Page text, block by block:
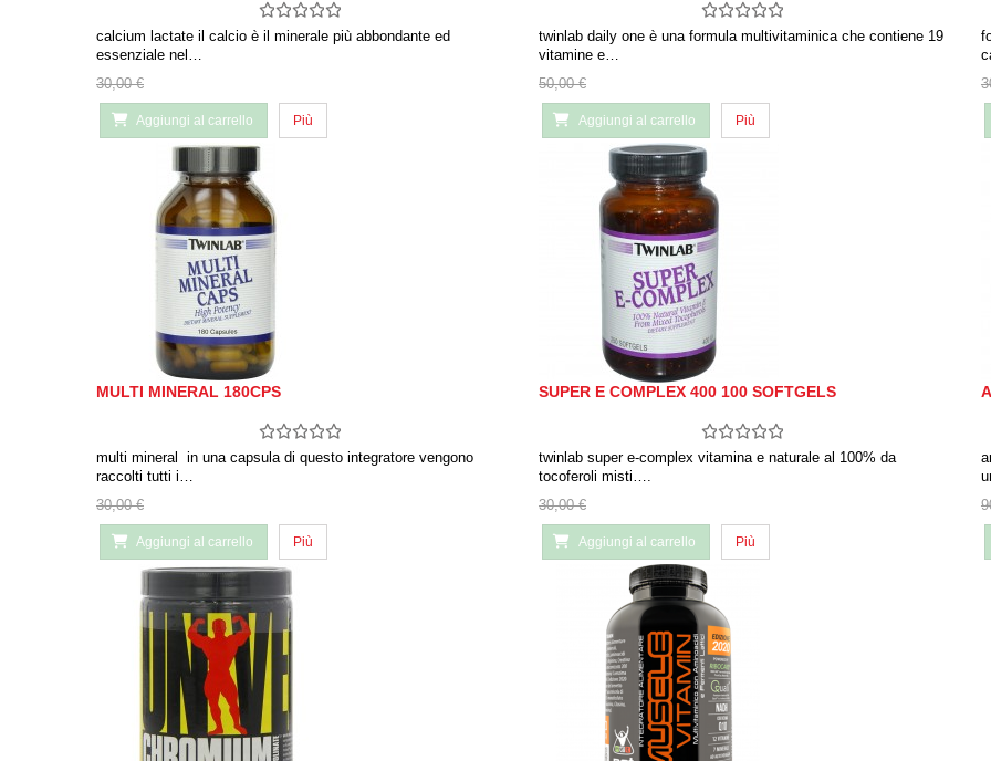
calcium lactate il calcio è il minerale più abbondante ed
essenziale nel…
30,00 €
Aggiungi al carrello Più
twinlab daily one è una formula multivitaminica che contiene 19
vitamine e…
50,00 €
Aggiungi al carrello Più
MULTI MINERAL 180CPS
multi mineral in una capsula di questo integratore vengono
raccolti tutti i…
30,00 €
Aggiungi al carrello Più
SUPER E COMPLEX 400 100 SOFTGELS
twinlab super e-complex vitamina e naturale al 100% da
tocoferoli misti….
30,00 €
Aggiungi al carrello Più